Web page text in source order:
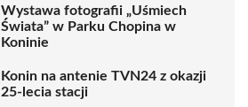
Wystawa fotografii „Uśmiech
Świata” w Parku Chopina w
Koninie
Konin na antenie TVN24 z okazji
25-lecia stacji